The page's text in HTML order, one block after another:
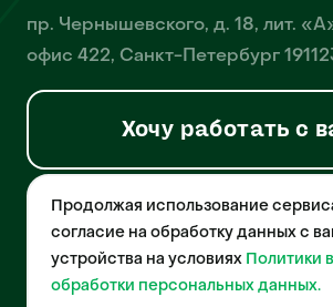
пр. Чернышевского, д. 18, лит.
офис 422, Санкт-Петербург
Хочу работать с
© 2026 Pet-Yes. ООО «Биржа домашних
осуществляет деятельность в области
технологий, деятельность по разработке и
собственного программного обеспечения,
порталов в информационно-
Продолжая использование
согласие на обработку данных с
устройства на условиях Политики
обработки персональных данных.